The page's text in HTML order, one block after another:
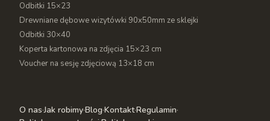
Odbitki 15×23
Drewniane dębowe wizytówki 90x50mm ze sklejki
Odbitki 30×40
Koperta kartonowa na zdjęcia 15×23 cm
Voucher na sesję zdjęciową 13×18 cm
O nas·Jak robimy·Blog·Kontakt·Regulamin·